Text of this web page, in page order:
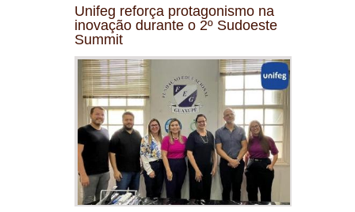
Unifeg reforça protagonismo na
inovação durante o 2º Sudoeste
Summit